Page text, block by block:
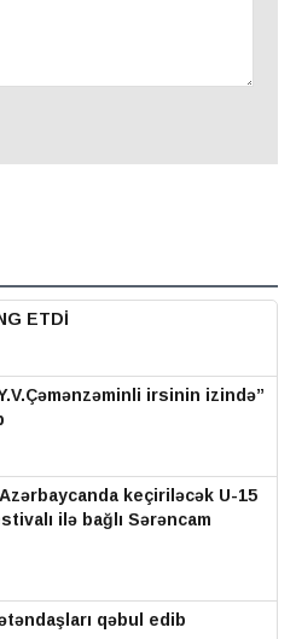
ETDİ
irsinin izində”
keçiriləcək U-15
ilə bağlı Sərəncam
qəbul edib